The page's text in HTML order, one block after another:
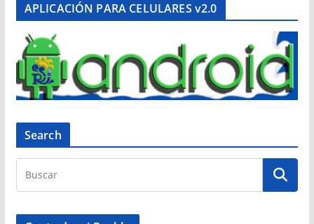
APLICACIÓN PARA CELULARES v2.0
Search